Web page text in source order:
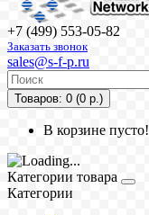
+7 (499) 553-05-82
Заказать звонок
sales@s-f-p.ru
Товаров: 0 (0 р.)
В корзине пусто!
Категории товара
Категории